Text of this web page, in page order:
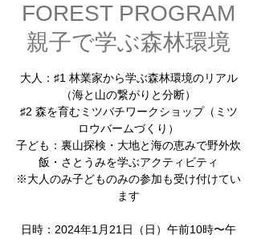
FOREST PROGRAM
親子で学ぶ森林環境
大人：♯1 林業家から学ぶ森林環境のリアル
（海と山の繋がりと分断）
♯2 森を育むミツバチワークショップ（ミツ
ロウバームづくり）
子ども：裏山探検・大地と海の恵みで野外炊
飯・さとうみを学ぶアクティビティ
※大人のみ子どものみの参加も受け付けてい
ます
日時：2024年1月21日（日）午前10時〜午